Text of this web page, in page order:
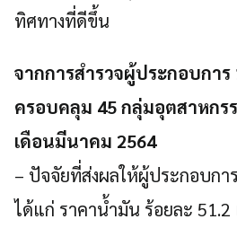
ทิศทางที่ดีขึ้น
จากการสำรวจผู้ประกอบการ
ครอบคลุม 45 กลุ่มอุตสาหกร
เดือนมีนาคม 2564
– ปัจจัยที่ส่งผลให้ผู้ประกอบกา
ได้แก่ ราคาน้ำมัน ร้อยละ